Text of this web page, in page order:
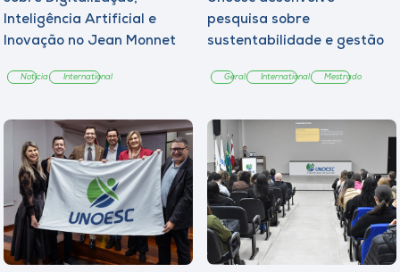
Inteligência Artificial e
Inovação no Jean Monnet
Notícia International
pesquisa sobre
sustentabilidade e gestão
Geral International Mestrado